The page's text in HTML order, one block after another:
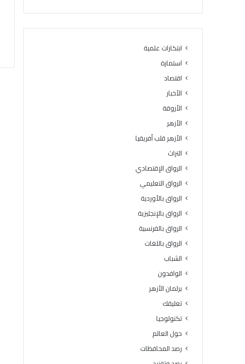
ابتكارات علمية
استمارة
اقتصاد
الأخبار
الأروقة
الأزهر
الأزهر قلب أفريقيا
التراث
الرواق الإقتصادي
الرواق التعليمي
الرواق بالأوردية
الرواق بالإنجليزية
الرواق بالفرنسية
الرواق باللغات
الشباب
الوافدون
برلمان الأزهر
تعليقك
تكنولوجيا
حول العالم
رصد المحافظات